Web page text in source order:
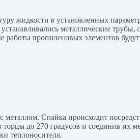
жидкости в установленных
металлические
пропиленовых элементов будут
Спайка происходит
до 270 градусов и соединив их
теплоносителя.